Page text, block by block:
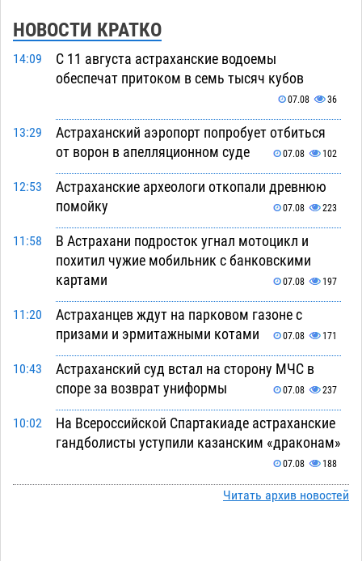
НОВОСТИ КРАТКО
14:09
С 11 августа астраханские водоемы
обеспечат притоком в семь тысяч кубов
07.08 36
13:29
Астраханский аэропорт попробует отбиться
от ворон в апелляционном суде
07.08 102
12:53
Астраханские археологи откопали древнюю
помойку
07.08 223
11:58
В Астрахани подросток угнал мотоцикл и
похитил чужие мобильник с банковскими
картами
07.08 197
11:20
Астраханцев ждут на парковом газоне с
призами и эрмитажными котами
07.08 171
10:43
Астраханский суд встал на сторону МЧС в
споре за возврат униформы
07.08 237
10:02
На Всероссийской Спартакиаде астраханские
гандболисты уступили казанским «драконам»
07.08 188
Все пострадавшие при пожаре наЧитать архив новостей